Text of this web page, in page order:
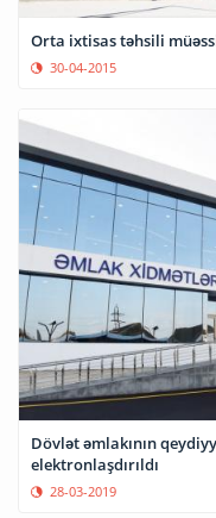
Orta ixtisas təhsili
30-04-2015
Dövlət əmlakının
elektronlaşdırıldı
28-03-2019